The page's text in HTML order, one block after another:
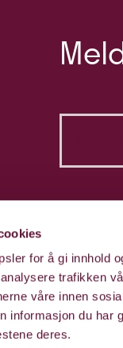
for å gi innhold
trafikken
våre innen
informasjon du har
deres.